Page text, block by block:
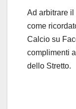
Ad arbitrare il
come
Calcio su
complimenti
dello Stretto.